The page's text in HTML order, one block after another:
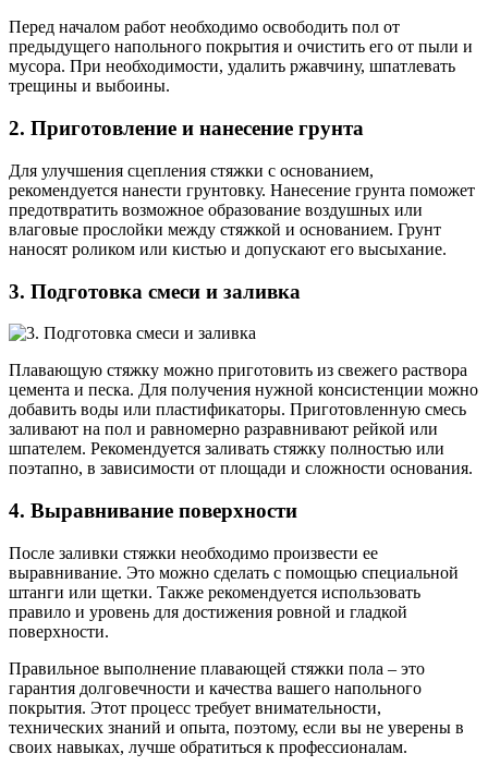
Перед началом работ необходимо освободить пол от
предыдущего напольного покрытия и очистить его от пыли и
мусора. При необходимости, удалить ржавчину, шпатлевать
трещины и выбоины.
2. Приготовление и нанесение грунта
Для улучшения сцепления стяжки с основанием,
рекомендуется нанести грунтовку. Нанесение грунта поможет
предотвратить возможное образование воздушных или
влаговые прослойки между стяжкой и основанием. Грунт
наносят роликом или кистью и допускают его высыхание.
3. Подготовка смеси и заливка
Плавающую стяжку можно приготовить из свежего раствора
цемента и песка. Для получения нужной консистенции можно
добавить воды или пластификаторы. Приготовленную смесь
заливают на пол и равномерно разравнивают рейкой или
шпателем. Рекомендуется заливать стяжку полностью или
поэтапно, в зависимости от площади и сложности основания.
4. Выравнивание поверхности
После заливки стяжки необходимо произвести ее
выравнивание. Это можно сделать с помощью специальной
штанги или щетки. Также рекомендуется использовать
правило и уровень для достижения ровной и гладкой
поверхности.
Правильное выполнение плавающей стяжки пола – это
гарантия долговечности и качества вашего напольного
покрытия. Этот процесс требует внимательности,
технических знаний и опыта, поэтому, если вы не уверены в
своих навыках, лучше обратиться к профессионалам.